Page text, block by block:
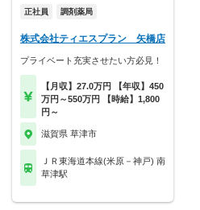
正社員 調剤薬局
株式会社ティエスプラン 矢橋店
プライベート充実させたい方必見！
【月収】27.0万円 【年収】450
万円～550万円 【時給】1,800
円～
滋賀県 草津市
ＪＲ東海道本線(米原－神戸) 南
草津駅